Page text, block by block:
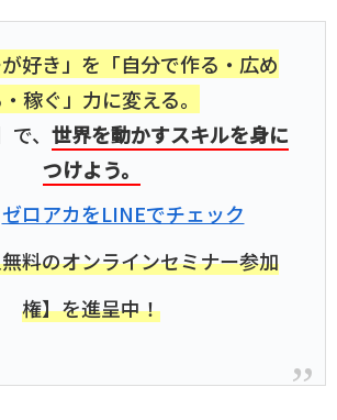
が好き」を「自分で作る・広め
稼ぐ」力に変える。
で、 世界を動かすスキルを身に
つけよう。
ゼロアカをLINEでチェック
料のオンラインセミナー参加
権】を進呈中！